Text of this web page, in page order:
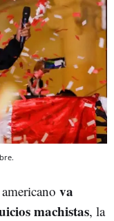
va
machistas, la